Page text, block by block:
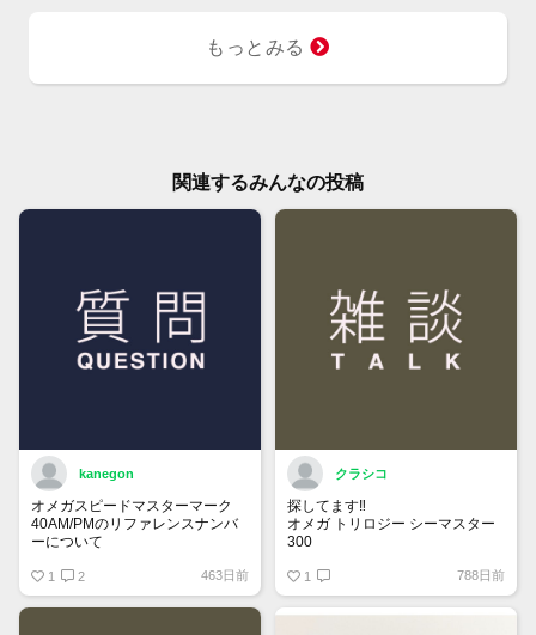
もっとみる
関連するみんなの投稿
kanegon
オメガスピードマスターマーク
40AM/PMのリファレンスナンバ
ーについて
保証書にはREF:35205300とある
のですが、裏蓋の内側を見ると
175 0084
1 2 463日前
クラシコ
探してます‼️
オメガ トリロジー シーマスター
300
全て有り綺麗な個体をお持ちで
90万円前後で譲って頂ける方、
宜しくお願い致します。
1 788日前